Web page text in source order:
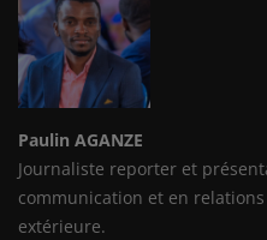
Paulin AGANZE
Journaliste reporter et
communication et en
extérieure.